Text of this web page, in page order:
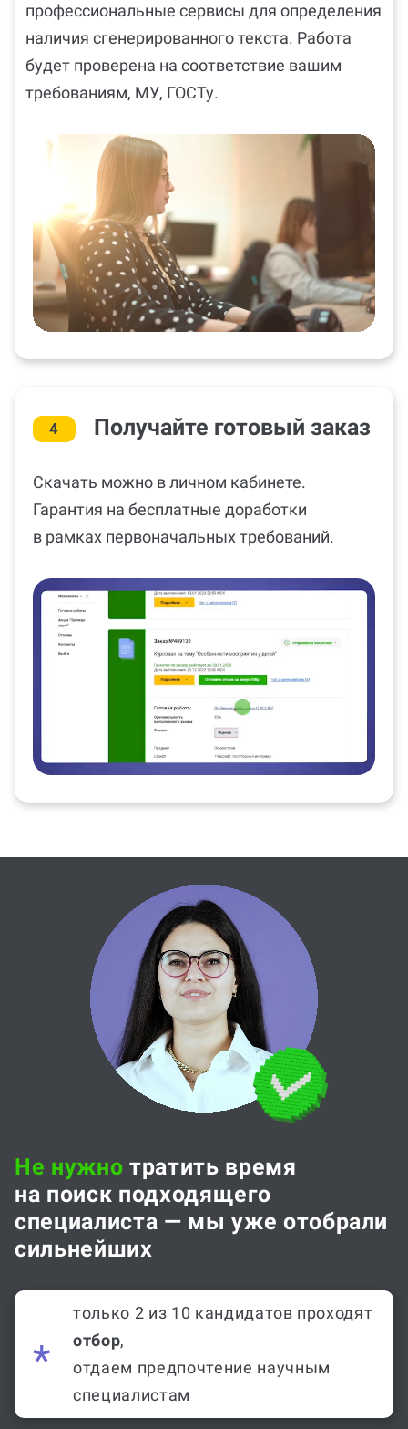
профессиональные сервисы для определения
наличия сгенерированного текста. Работа
будет проверена на соответствие вашим
требованиям, МУ, ГОСТу.
4 Получайте готовый заказ
Скачать можно в личном кабинете.
Гарантия на бесплатные доработки
в рамках первоначальных требований.
Не нужно тратить время
на поиск подходящего
специалиста — мы уже отобрали
сильнейших
только 2 из 10 кандидатов проходят
отбор,
отдаем предпочтение научным
специалистам